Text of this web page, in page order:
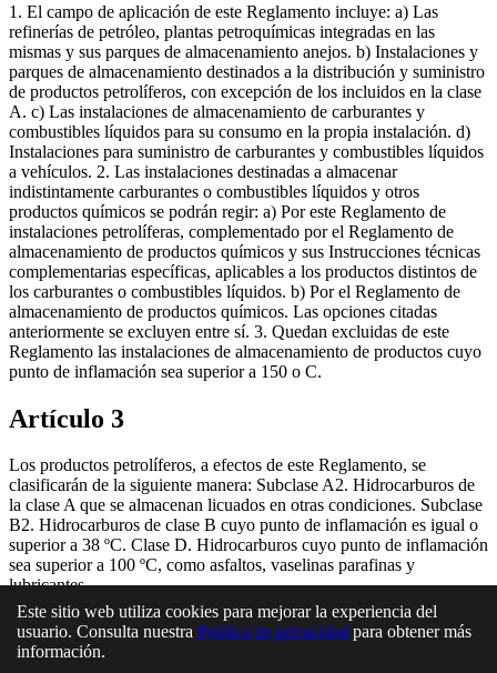
1. El campo de aplicación de este Reglamento incluye: a) Las
refinerías de petróleo, plantas petroquímicas integradas en las
mismas y sus parques de almacenamiento anejos. b) Instalaciones y
parques de almacenamiento destinados a la distribución y suministro
de productos petrolíferos, con excepción de los incluidos en la clase
A. c) Las instalaciones de almacenamiento de carburantes y
combustibles líquidos para su consumo en la propia instalación. d)
Instalaciones para suministro de carburantes y combustibles líquidos
a vehículos. 2. Las instalaciones destinadas a almacenar
indistintamente carburantes o combustibles líquidos y otros
productos químicos se podrán regir: a) Por este Reglamento de
instalaciones petrolíferas, complementado por el Reglamento de
almacenamiento de productos químicos y sus Instrucciones técnicas
complementarias específicas, aplicables a los productos distintos de
los carburantes o combustibles líquidos. b) Por el Reglamento de
almacenamiento de productos químicos. Las opciones citadas
anteriormente se excluyen entre sí. 3. Quedan excluidas de este
Reglamento las instalaciones de almacenamiento de productos cuyo
punto de inflamación sea superior a 150 o C.
Artículo 3
Los productos petrolíferos, a efectos de este Reglamento, se
clasificarán de la siguiente manera: Subclase A2. Hidrocarburos de
la clase A que se almacenan licuados en otras condiciones. Subclase
B2. Hidrocarburos de clase B cuyo punto de inflamación es igual o
superior a 38 ºC. Clase D. Hidrocarburos cuyo punto de inflamación
sea superior a 100 ºC, como asfaltos, vaselinas parafinas y
lubricantes.
En esta página
Este sitio web utiliza cookies para mejorar la experiencia del
usuario. Consulta nuestra Política de privacidad para obtener más
información.